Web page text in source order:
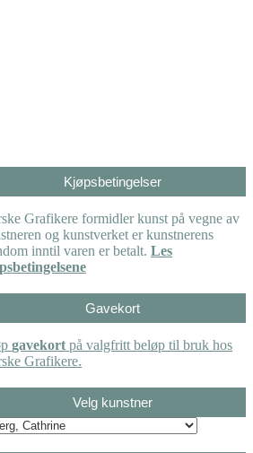
Kjøpsbetingelser
Grafikere formidler kunst på vegne av
og kunstverket er kunstnerens
inntil varen er betalt.Les
Gavekort
gavekort på valgfritt beløp til bruk hos
Grafikere.
Velg kunstner